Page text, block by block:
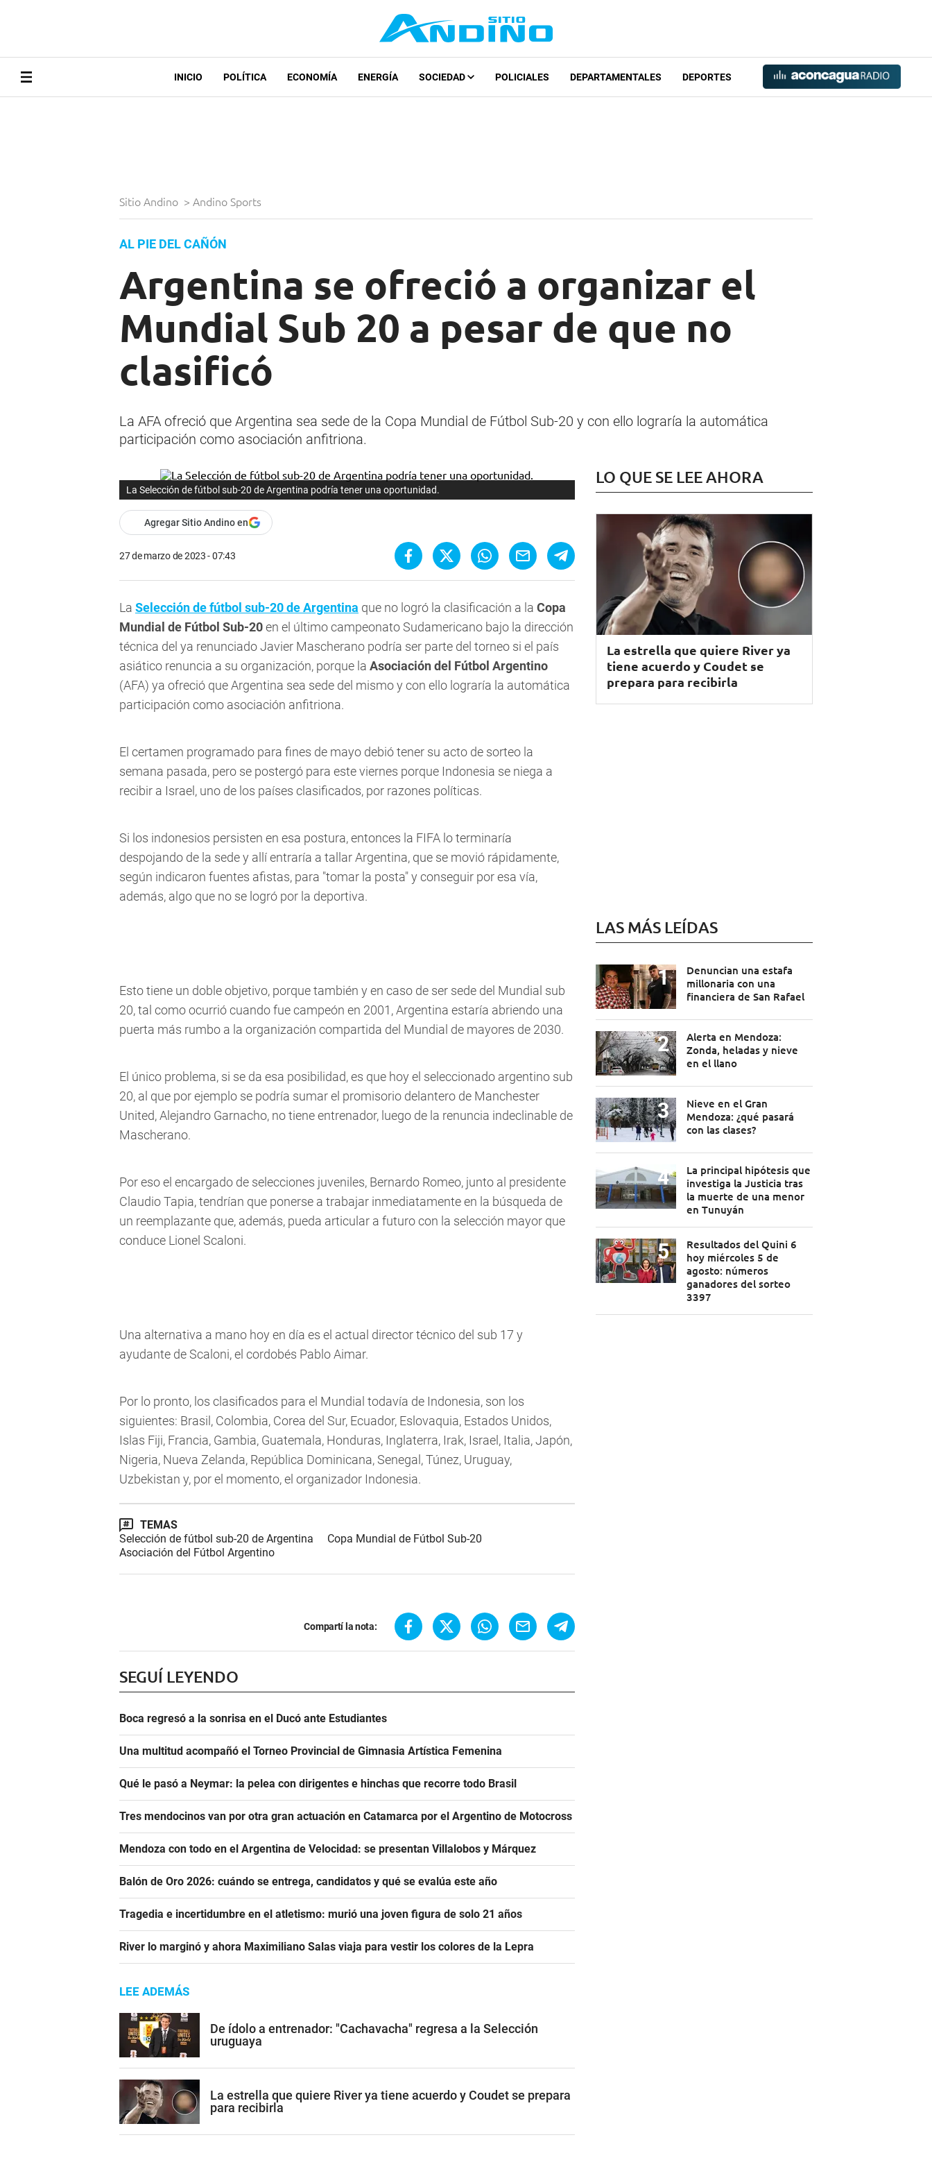
INICIO POLÍTICA ECONOMÍA ENERGÍA SOCIEDAD POLICIALES DEPARTAMENTALES DEPORTES
Sitio Andino > Andino Sports
AL PIE DEL CAÑÓN
Argentina se ofreció a organizar el
Mundial Sub 20 a pesar de que no
clasificó
La AFA ofreció que Argentina sea sede de la Copa Mundial de Fútbol Sub-20 y con ello lograría la automática
participación como asociación anfitriona.
La Selección de fútbol sub-20 de Argentina podría tener una oportunidad.
Agregar Sitio Andino en
27 de marzo de 2023 - 07:43
La Selección de fútbol sub-20 de Argentina que no logró la clasificación a la Copa
Mundial de Fútbol Sub-20en el último campeonato Sudamericano bajo la dirección
técnica del ya renunciado Javier Mascherano podría ser parte del torneo si el país
asiático renuncia a su organización, porque la Asociación del Fútbol Argentino
(AFA) ya ofreció que Argentina sea sede del mismo y con ello lograría la automática
participación como asociación anfitriona.
El certamen programado para fines de mayo debió tener su acto de sorteo la
semana pasada, pero se postergó para este viernes porque Indonesia se niega a
recibir a Israel, uno de los países clasificados, por razones políticas.
Si los indonesios persisten en esa postura, entonces la FIFA lo terminaría
despojando de la sede y allí entraría a tallar Argentina, que se movió rápidamente,
según indicaron fuentes afistas, para "tomar la posta" y conseguir por esa vía,
además, algo que no se logró por la deportiva.
Esto tiene un doble objetivo, porque también y en caso de ser sede del Mundial sub
20, tal como ocurrió cuando fue campeón en 2001, Argentina estaría abriendo una
puerta más rumbo a la organización compartida del Mundial de mayores de 2030.
El único problema, si se da esa posibilidad, es que hoy el seleccionado argentino sub
20, al que por ejemplo se podría sumar el promisorio delantero de Manchester
United, Alejandro Garnacho, no tiene entrenador, luego de la renuncia indeclinable de
Mascherano.
Por eso el encargado de selecciones juveniles, Bernardo Romeo, junto al presidente
Claudio Tapia, tendrían que ponerse a trabajar inmediatamente en la búsqueda de
un reemplazante que, además, pueda articular a futuro con la selección mayor que
conduce Lionel Scaloni.
Una alternativa a mano hoy en día es el actual director técnico del sub 17 y
ayudante de Scaloni, el cordobés Pablo Aimar.
Por lo pronto, los clasificados para el Mundial todavía de Indonesia, son los
siguientes: Brasil, Colombia, Corea del Sur, Ecuador, Eslovaquia, Estados Unidos,
Islas Fiji, Francia, Gambia, Guatemala, Honduras, Inglaterra, Irak, Israel, Italia, Japón,
Nigeria, Nueva Zelanda, República Dominicana, Senegal, Túnez, Uruguay,
Uzbekistan y, por el momento, el organizador Indonesia.
TEMAS
Selección de fútbol sub-20 de Argentina
Copa Mundial de Fútbol Sub-20
Asociación del Fútbol Argentino
Compartí la nota:
SEGUÍ LEYENDO
Boca regresó a la sonrisa en el Ducó ante Estudiantes
Una multitud acompañó el Torneo Provincial de Gimnasia Artística Femenina
Qué le pasó a Neymar: la pelea con dirigentes e hinchas que recorre todo Brasil
Tres mendocinos van por otra gran actuación en Catamarca por el Argentino de Motocross
Mendoza con todo en el Argentina de Velocidad: se presentan Villalobos y Márquez
Balón de Oro 2026: cuándo se entrega, candidatos y qué se evalúa este año
Tragedia e incertidumbre en el atletismo: murió una joven figura de solo 21 años
River lo marginó y ahora Maximiliano Salas viaja para vestir los colores de la Lepra
LEE ADEMÁS
De ídolo a entrenador: "Cachavacha" regresa a la Selección
uruguaya
La estrella que quiere River ya tiene acuerdo y Coudet se prepara
para recibirla
LO QUE SE LEE AHORA
La estrella que quiere River ya
tiene acuerdo y Coudet se
prepara para recibirla
LAS MÁS LEÍDAS
Denuncian una estafa
millonaria con una
financiera de San Rafael
Alerta en Mendoza:
Zonda, heladas y nieve
en el llano
Nieve en el Gran
Mendoza: ¿qué pasará
con las clases?
La principal hipótesis que
investiga la Justicia tras
la muerte de una menor
en Tunuyán
Resultados del Quini 6
hoy miércoles 5 de
agosto: números
ganadores del sorteo
3397